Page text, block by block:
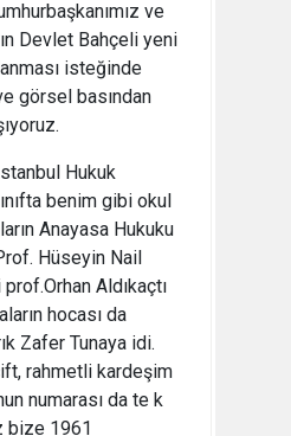
ve
Devlet Bahçeli yeni
isteğinde
görsel basından
Hukuk
benim gibi okul
Anayasa Hukuku
Hüseyin Nail
Aldıkaçtı
hocası da
Zafer Tunaya idi.
rahmetli kardeşim
numarası da te k
bize 1961